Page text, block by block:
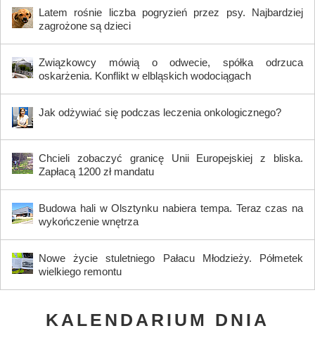
Latem rośnie liczba pogryzień przez psy. Najbardziej
zagrożone są dzieci
Związkowcy mówią o odwecie, spółka odrzuca
oskarżenia. Konflikt w elbląskich wodociągach
Jak odżywiać się podczas leczenia onkologicznego?
Chcieli zobaczyć granicę Unii Europejskiej z bliska.
Zapłacą 1200 zł mandatu
Budowa hali w Olsztynku nabiera tempa. Teraz czas na
wykończenie wnętrza
Nowe życie stuletniego Pałacu Młodzieży. Półmetek
wielkiego remontu
KALENDARIUM DNIA